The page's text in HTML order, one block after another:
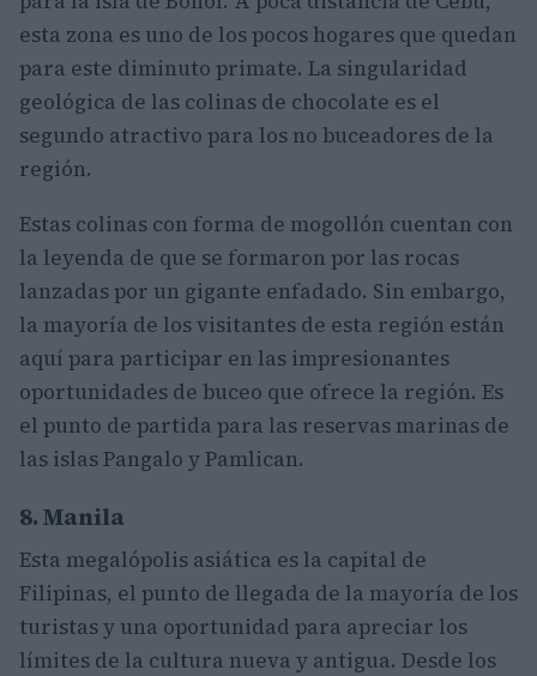
esta zona es uno de los pocos hogares que quedan
para este diminuto primate. La singularidad
geológica de las colinas de chocolate es el
segundo atractivo para los no buceadores de la
región.
Estas colinas con forma de mogollón cuentan con
la leyenda de que se formaron por las rocas
lanzadas por un gigante enfadado. Sin embargo,
la mayoría de los visitantes de esta región están
aquí para participar en las impresionantes
oportunidades de buceo que ofrece la región. Es
el punto de partida para las reservas marinas de
las islas Pangalo y Pamlican.
8. Manila
Esta megalópolis asiática es la capital de
Filipinas, el punto de llegada de la mayoría de los
turistas y una oportunidad para apreciar los
límites de la cultura nueva y antigua. Desde los